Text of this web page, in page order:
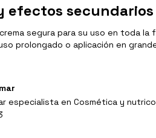
efectos secundarios
segura para su uso en toda
prolongado o aplicación en
especialista en Cosmética y